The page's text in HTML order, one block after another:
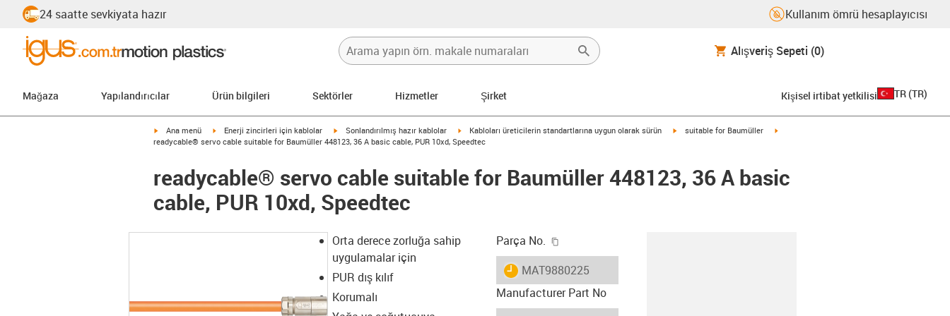
24 saatte sevkiyata hazır Kullanım ömrü hesaplayıcısı
Alışveriş Sepeti (0)
Mağaza Yapılandırıcılar Ürün bilgileri Sektörler Hizmetler Şirket Kişisel irtibat yetkilisi TR (TR)
igus-icon-arrow-right
Ana menü igus-icon-arrow-right
Enerji zincirleri için kablolar igus-icon-arrow-right
Sonlandırılmış hazır kablolar igus-icon-arrow-right
Kabloları üreticilerin standartlarına uygun olarak sürün igus-icon-arrow-right
suitable for Baumüller
readycable® servo cable suitable for Baumüller 448123, 36 A basic cable, PUR 10xd, Speedtec
readycable® servo cable suitable for Baumüller 448123, 36 A basic
cable, PUR 10xd, Speedtec
Orta derece zorluğa sahip
uygulamalar için
PUR dış kılıf
Korumalı
Parça No.
igus-icon-lieferzeit
MAT9880225
Manufacturer Part No